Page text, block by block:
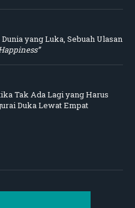
yang Luka, Sebuah Ulasan
Tak Ada Lagi yang Harus
Duka Lewat Empat